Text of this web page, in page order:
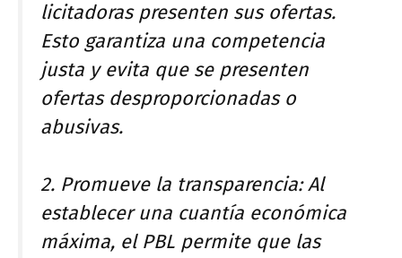
licitadoras presenten sus ofertas.
Esto garantiza una competencia
justa y evita que se presenten
ofertas desproporcionadas o
abusivas.
2. Promueve la transparencia: Al
establecer una cuantía económica
máxima, el PBL permite que las